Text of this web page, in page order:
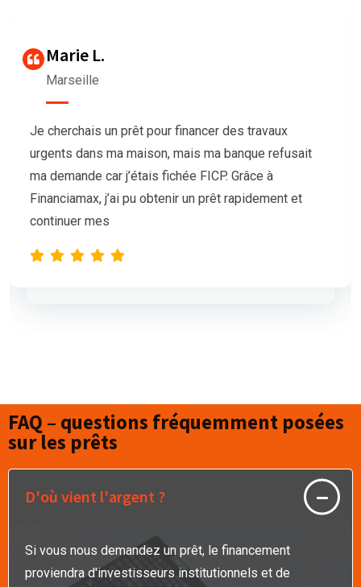
Nous avions besoin de trésorerie pour notre
association afin d’organiser un grand événement,
mais nos demandes de prêt étaient sans succès.
L’équipe de Financiamax a été très professionnelle
et compréhensive, et nous a proposé
FAQ – questions fréquemment posées
sur les prêts
D'où vient l'argent ?
Si vous nous demandez un prêt, le financement
proviendra d'investisseurs institutionnels et de